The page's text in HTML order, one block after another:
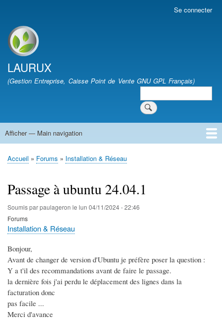
account
menu
Se connecter
Site branding
LAURUX
(Gestion Entreprise, Caisse Point de Vente GNU GPL Français)
Search
Main
Afficher — Main navigation
Accueil
Quoi de Neuf
Téléchargement
FAQ
Documentation
Développement
Forum
Vie Associative
Fil
Accueil Forums Installation & Réseau
Passage à ubuntu 24.04.1
Soumis parpaulageron le lun 04/11/2024 - 22:46
Forums
Installation & Réseau
Bonjour,
Avant de changer de version d'Ubuntu je préfère poser la question :
Y a t'il des recommandations avant de faire le passage.
la dernière fois j'ai perdu le déplacement des lignes dans la
facturation donc
pas facile ...
Merci d'avance